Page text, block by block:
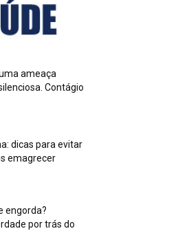
ameaça
Contágio
dicas para evitar
emagrecer
engorda?
por trás do